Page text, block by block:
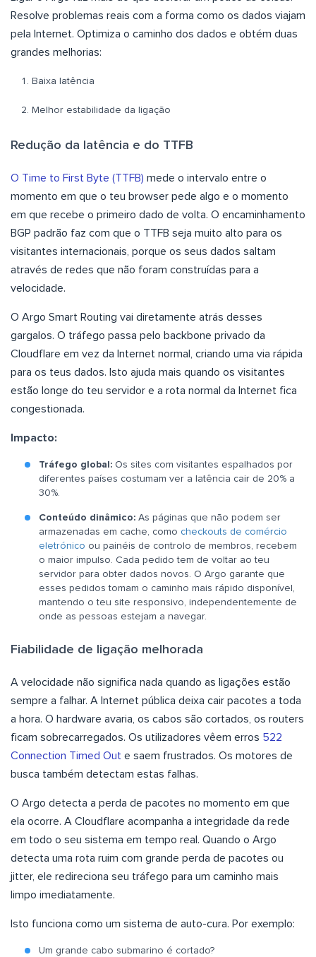
Resolve problemas reais com a forma como os dados viajam
pela Internet. Optimiza o caminho dos dados e obtém duas
grandes melhorias:
Baixa latência
Melhor estabilidade da ligação
Redução da latência e do TTFB
O Time to First Byte (TTFB) mede o intervalo entre o
momento em que o teu browser pede algo e o momento
em que recebe o primeiro dado de volta. O encaminhamento
BGP padrão faz com que o TTFB seja muito alto para os
visitantes internacionais, porque os seus dados saltam
através de redes que não foram construídas para a
velocidade.
O Argo Smart Routing vai diretamente atrás desses
gargalos. O tráfego passa pelo backbone privado da
Cloudflare em vez da Internet normal, criando uma via rápida
para os teus dados. Isto ajuda mais quando os visitantes
estão longe do teu servidor e a rota normal da Internet fica
congestionada.
Impacto:
Tráfego global: Os sites com visitantes espalhados por
diferentes países costumam ver a latência cair de 20% a
30%.
Conteúdo dinâmico: As páginas que não podem ser
armazenadas em cache, como checkouts de comércio
eletrónico ou painéis de controlo de membros, recebem
o maior impulso. Cada pedido tem de voltar ao teu
servidor para obter dados novos. O Argo garante que
esses pedidos tomam o caminho mais rápido disponível,
mantendo o teu site responsivo, independentemente de
onde as pessoas estejam a navegar.
Fiabilidade de ligação melhorada
A velocidade não significa nada quando as ligações estão
sempre a falhar. A Internet pública deixa cair pacotes a toda
a hora. O hardware avaria, os cabos são cortados, os routers
ficam sobrecarregados. Os utilizadores vêem erros 522
Connection Timed Out e saem frustrados. Os motores de
busca também detectam estas falhas.
O Argo detecta a perda de pacotes no momento em que
ela ocorre. A Cloudflare acompanha a integridade da rede
em todo o seu sistema em tempo real. Quando o Argo
detecta uma rota ruim com grande perda de pacotes ou
jitter, ele redireciona seu tráfego para um caminho mais
limpo imediatamente.
Isto funciona como um sistema de auto-cura. Por exemplo:
Um grande cabo submarino é cortado?